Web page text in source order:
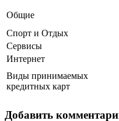
Общие
Спорт и Отдых
Сервисы
Интернет
Виды принимаемых
кредитных карт
Добавить